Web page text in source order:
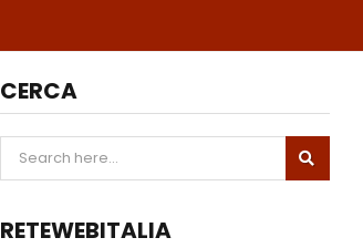
CERCA
RETEWEBITALIA